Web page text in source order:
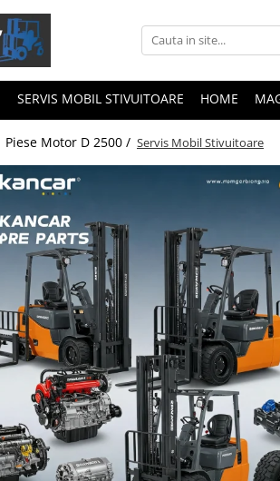
SERVIS MOBIL STIVUITOARE HOME
Piese Motor D 2500 / Servis Mobil Stivuitoare